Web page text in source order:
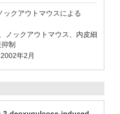
ックアウトマウスによる
ノックアウトマウス、内皮細
制
2002年2月